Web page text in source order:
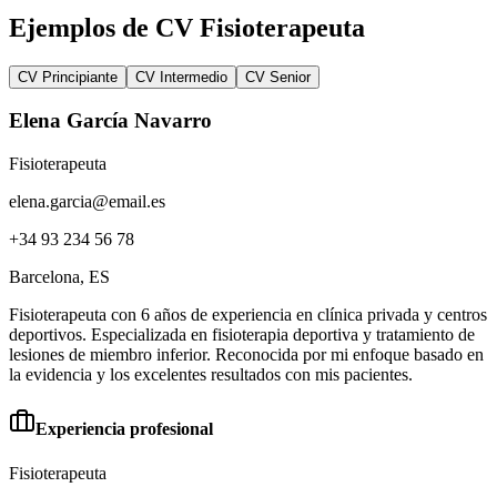
Ejemplos de CV Fisioterapeuta
CV Principiante CV Intermedio CV Senior
Elena García Navarro
Fisioterapeuta
elena.garcia@email.es
+34 93 234 56 78
Barcelona, ES
Fisioterapeuta con 6 años de experiencia en clínica privada y centros
deportivos. Especializada en fisioterapia deportiva y tratamiento de
lesiones de miembro inferior. Reconocida por mi enfoque basado en
la evidencia y los excelentes resultados con mis pacientes.
Experiencia profesional
Fisioterapeuta